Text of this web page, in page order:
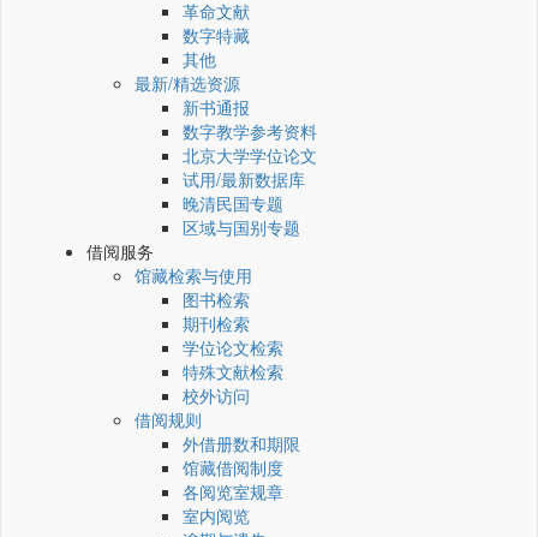
革命文献
数字特藏
其他
最新/精选资源
新书通报
数字教学参考资料
北京大学学位论文
试用/最新数据库
晚清民国专题
区域与国别专题
借阅服务
馆藏检索与使用
图书检索
期刊检索
学位论文检索
特殊文献检索
校外访问
借阅规则
外借册数和期限
馆藏借阅制度
各阅览室规章
室内阅览